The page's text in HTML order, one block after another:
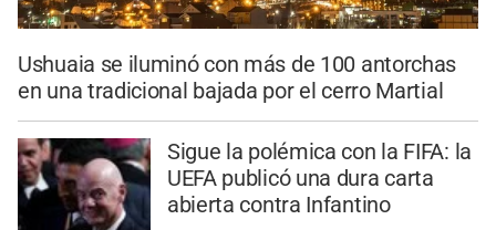
Ushuaia se iluminó con más de 100 antorchas
en una tradicional bajada por el cerro Martial
Sigue la polémica con la FIFA: la
UEFA publicó una dura carta
abierta contra Infantino